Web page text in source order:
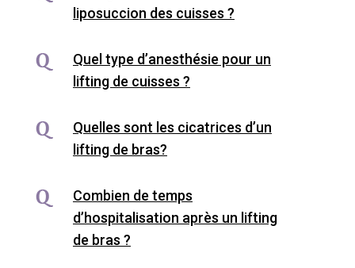
liposuccion des cuisses ?
Quel type d’anesthésie pour un
lifting de cuisses ?
Quelles sont les cicatrices d’un
lifting de bras?
Combien de temps
d’hospitalisation après un lifting
de bras ?